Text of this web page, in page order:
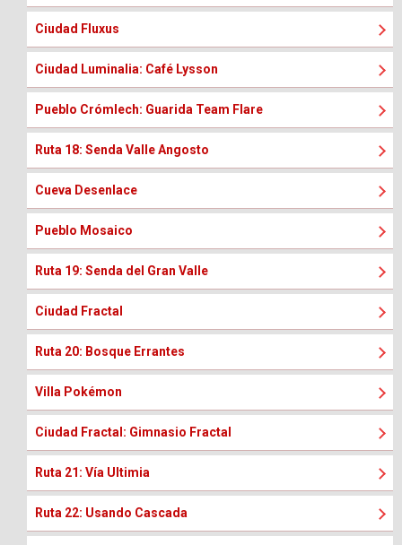
Ciudad Fluxus
Ciudad Luminalia: Café Lysson
Pueblo Crómlech: Guarida Team Flare
Ruta 18: Senda Valle Angosto
Cueva Desenlace
Pueblo Mosaico
Ruta 19: Senda del Gran Valle
Ciudad Fractal
Ruta 20: Bosque Errantes
Villa Pokémon
Ciudad Fractal: Gimnasio Fractal
Ruta 21: Vía Ultimia
Ruta 22: Usando Cascada